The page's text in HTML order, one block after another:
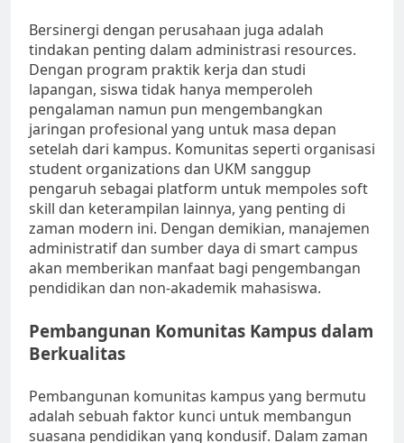
Bersinergi dengan perusahaan juga adalah
tindakan penting dalam administrasi resources.
Dengan program praktik kerja dan studi
lapangan, siswa tidak hanya memperoleh
pengalaman namun pun mengembangkan
jaringan profesional yang untuk masa depan
setelah dari kampus. Komunitas seperti organisasi
student organizations dan UKM sanggup
pengaruh sebagai platform untuk mempoles soft
skill dan keterampilan lainnya, yang penting di
zaman modern ini. Dengan demikian, manajemen
administratif dan sumber daya di smart campus
akan memberikan manfaat bagi pengembangan
pendidikan dan non-akademik mahasiswa.
Pembangunan Komunitas Kampus dalam
Berkualitas
Pembangunan komunitas kampus yang bermutu
adalah sebuah faktor kunci untuk membangun
suasana pendidikan yang kondusif. Dalam zaman